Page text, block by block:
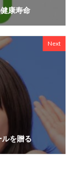
康寿命
Next
を贈る